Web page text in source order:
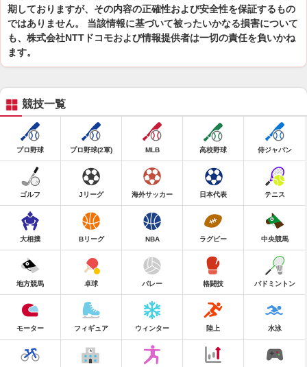
期しておりますが、その内容の正確性および安全性を保証するもの
ではありません。 当該情報に基づいて被ったいかなる損害について
も、株式会社NTTドコモおよび情報提供者は一切の責任を負いかね
ます。
競技一覧
プロ野球 プロ野球(2軍) MLB 高校野球 侍ジャパン
ゴルフ Jリーグ 海外サッカー 日本代表 テニス
大相撲 Bリーグ NBA ラグビー 中央競馬
地方競馬 卓球 バレー 格闘技 バドミントン
モーター フィギュア ウィンター 陸上 水泳